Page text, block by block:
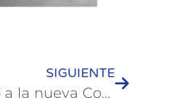
SIGUIENTE
José Luis Walser recibió a la nueva Cooperadora del Hospital